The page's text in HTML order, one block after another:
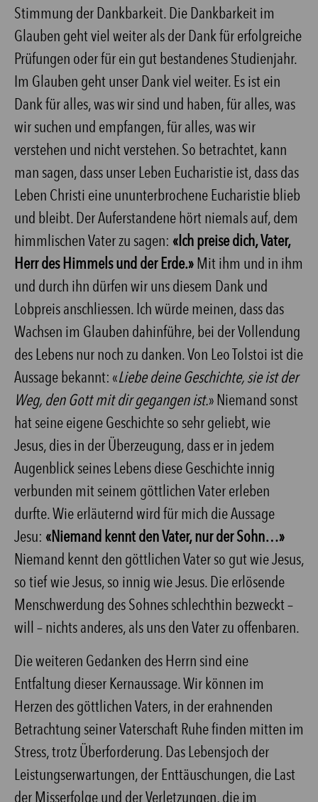
Stimmung der Dankbarkeit. Die Dankbarkeit im
Glauben geht viel weiter als der Dank für erfolgreiche
Prüfungen oder für ein gut bestandenes Studienjahr.
Im Glauben geht unser Dank viel weiter. Es ist ein
Dank für alles, was wir sind und haben, für alles, was
wir suchen und empfangen, für alles, was wir
verstehen und nicht verstehen. So betrachtet, kann
man sagen, dass unser Leben Eucharistie ist, dass das
Leben Christi eine ununterbrochene Eucharistie blieb
und bleibt. Der Auferstandene hört niemals auf, dem
himmlischen Vater zu sagen: «Ich preise dich, Vater,
Herr des Himmels und der Erde.»Mit ihm und in ihm
und durch ihn dürfen wir uns diesem Dank und
Lobpreis anschliessen. Ich würde meinen, dass das
Wachsen im Glauben dahinführe, bei der Vollendung
des Lebens nur noch zu danken. Von Leo Tolstoi ist die
Aussage bekannt: «Liebe deine Geschichte, sie ist der
Weg, den Gott mit dir gegangen ist.» Niemand sonst
hat seine eigene Geschichte so sehr geliebt, wie
Jesus, dies in der Überzeugung, dass er in jedem
Augenblick seines Lebens diese Geschichte innig
verbunden mit seinem göttlichen Vater erleben
durfte. Wie erläuternd wird für mich die Aussage
Jesu: «Niemand kennt den Vater, nur der Sohn…»
Niemand kennt den göttlichen Vater so gut wie Jesus,
so tief wie Jesus, so innig wie Jesus. Die erlösende
Menschwerdung des Sohnes schlechthin bezweckt –
will – nichts anderes, als uns den Vater zu offenbaren.
Die weiteren Gedanken des Herrn sind eine
Entfaltung dieser Kernaussage. Wir können im
Herzen des göttlichen Vaters, in der erahnenden
Betrachtung seiner Vaterschaft Ruhe finden mitten im
Stress, trotz Überforderung. Das Lebensjoch der
Leistungserwartungen, der Enttäuschungen, die Last
der Misserfolge und der Verletzungen, die im